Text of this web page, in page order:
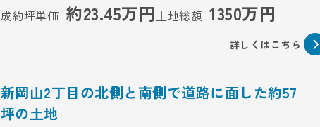
成約坪単価 約23.45万円 土地総額 1350万円
詳しくはこちら
新岡山2丁目の北側と南側で道路に面した約57
坪の土地